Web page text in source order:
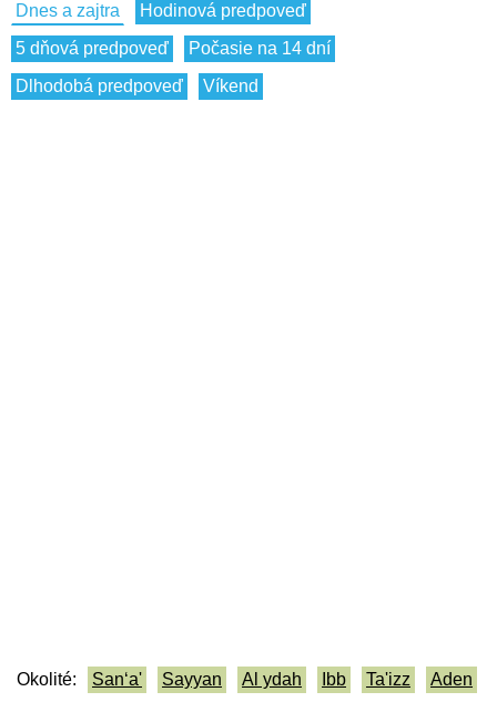
Dnes a zajtra
Hodinová predpoveď
5 dňová predpoveď
Počasie na 14 dní
Dlhodobá predpoveď
Víkend
Okolité: San‘a' Sayyan Al ydah Ibb Ta'izz
Aden